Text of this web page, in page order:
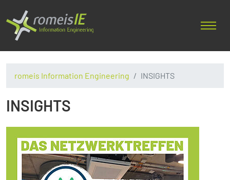
romeis Information Engineering INSIGHTS
INSIGHTS